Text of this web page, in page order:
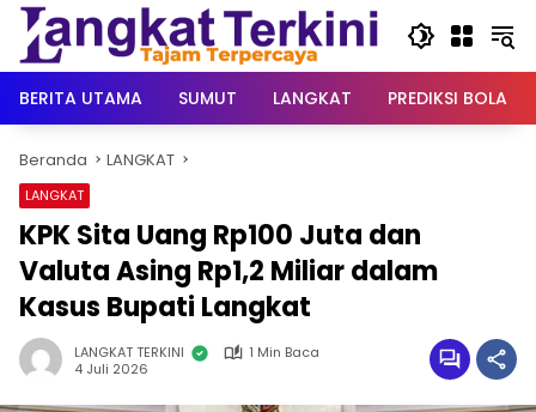
Langsung
konten
BERITA UTAMA
SUMUT LANGKAT PREDIKSI BOLA
Beranda LANGKAT
LANGKAT
KPK Sita Uang Rp100 Juta dan
Valuta Asing Rp1,2 Miliar dalam
Kasus Bupati Langkat
LANGKAT TERKINI
1 Min Baca
4 Juli 2026